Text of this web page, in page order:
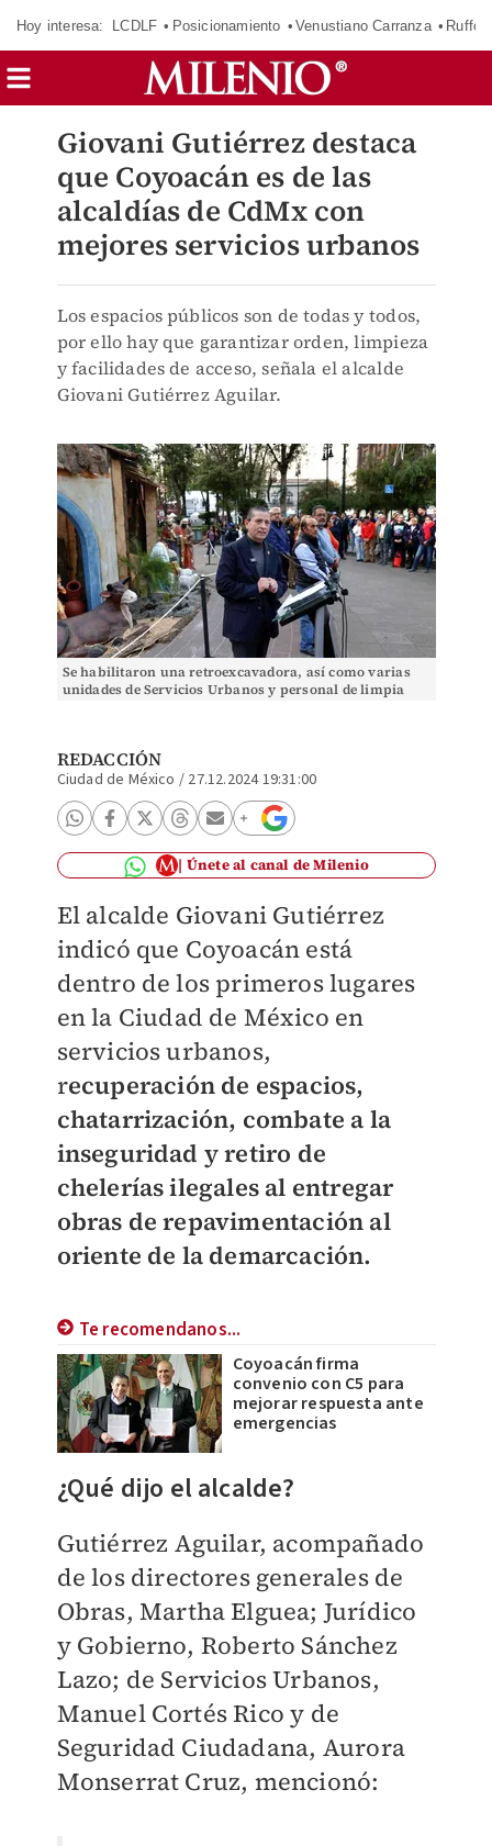
Hoy interesa: LCDLF Posicionamiento Venustiano Carranza Ruffo
Giovani Gutiérrez destaca
que Coyoacán es de las
alcaldías de CdMx con
mejores servicios urbanos
Los espacios públicos son de todas y todos,
por ello hay que garantizar orden, limpieza
y facilidades de acceso, señala el alcalde
Giovani Gutiérrez Aguilar.
Se habilitaron una retroexcavadora, así como varias
unidades de Servicios Urbanos y personal de limpia
REDACCIÓN
Ciudad de México / 27.12.2024 19:31:00
Únete al canal de Milenio
El alcalde Giovani Gutiérrez
indicó que Coyoacán está
dentro de los primeros lugares
en la Ciudad de México en
servicios urbanos,
recuperación de espacios,
chatarrización, combate a la
inseguridad y retiro de
chelerías ilegales al entregar
obras de repavimentación al
oriente de la demarcación.
Te recomendanos...
Coyoacán firma
convenio con C5 para
mejorar respuesta ante
emergencias
¿Qué dijo el alcalde?
Gutiérrez Aguilar, acompañado
de los directores generales de
Obras, Martha Elguea; Jurídico
y Gobierno, Roberto Sánchez
Lazo; de Servicios Urbanos,
Manuel Cortés Rico y de
Seguridad Ciudadana, Aurora
Monserrat Cruz, mencionó: